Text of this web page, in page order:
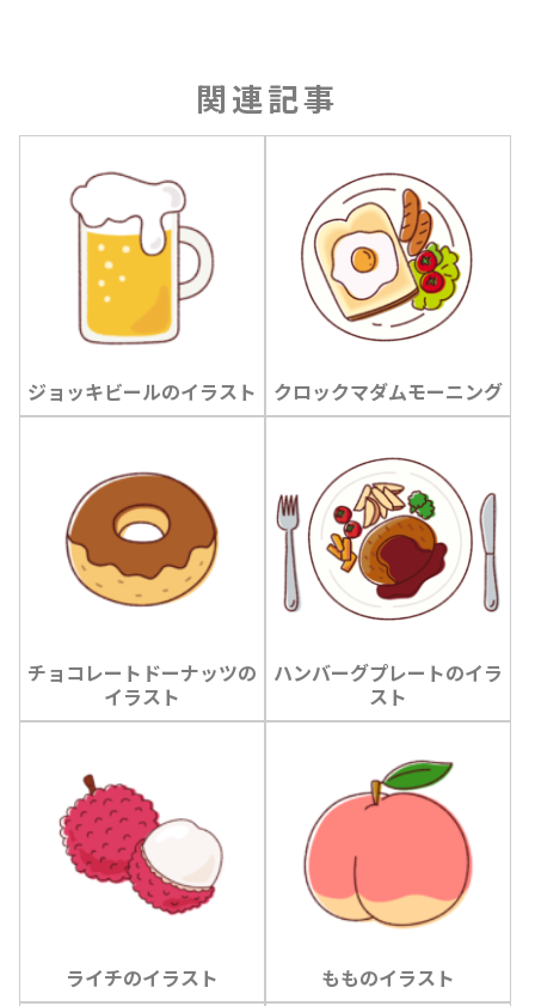
関連記事
ジョッキビールのイラスト クロックマダムモーニング
チョコレートドーナッツの
イラスト
ハンバーグプレートのイラ
スト
ライチのイラスト もものイラスト